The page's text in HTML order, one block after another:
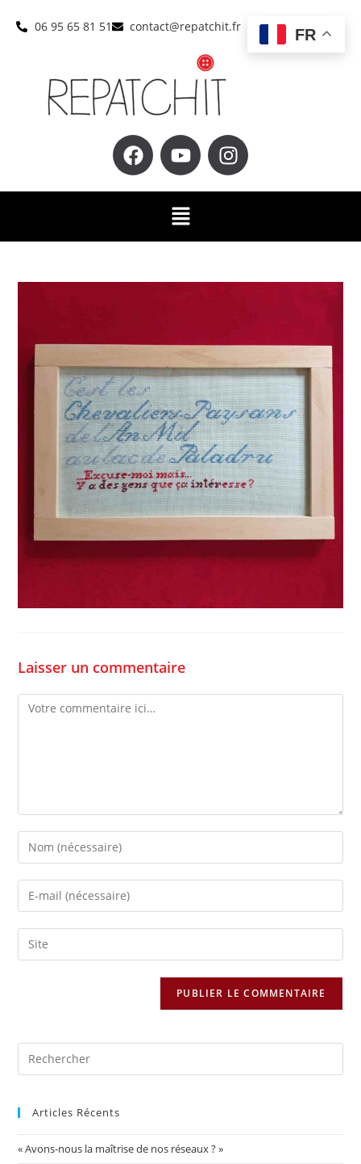
06 95 65 81 51 contact@repatchit.fr
Laisser un commentaire
Articles Récents
« Avons-nous la maîtrise de nos réseaux ? »
FR